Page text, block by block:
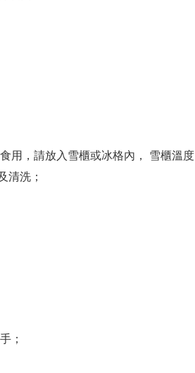
用，請放入雪櫃或冰格內， 雪櫃溫度
清洗；
；